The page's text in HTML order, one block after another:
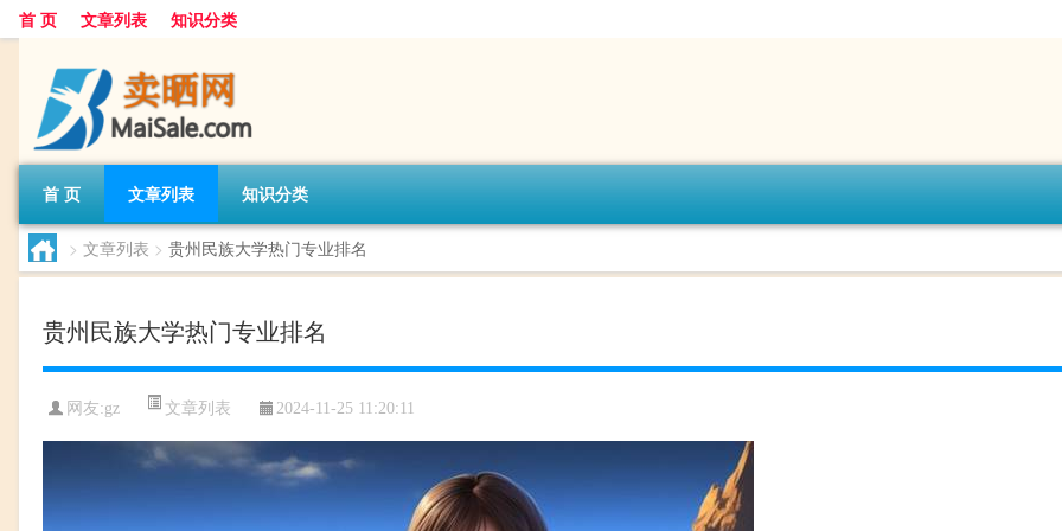
首 页 文章列表 知识分类
首 页 文章列表 知识分类
> 文章列表 > 贵州民族大学热门专业排名
贵州民族大学热门专业排名
网友:gz 文章列表 2024-11-25 11:20:11